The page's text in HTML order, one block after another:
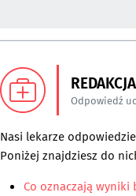
Odpowiedź
Nasi lekarze
Poniżej znajdziesz do
Co oznaczają